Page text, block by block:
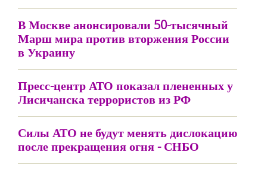
В Москве анонсировали 50-тысячный
Марш мира против вторжения России
в Украину
Пресс-центр АТО показал плененных у
Лисичанска террористов из РФ
Силы АТО не будут менять дислокацию
после прекращения огня - СНБО